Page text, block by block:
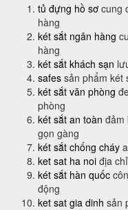
tủ đựng hồ sơ cung
hàng
két sắt ngân hàng
hàng
két sắt khách sạn
safes sản phẩm két
két sắt văn phòng
phòng
két sắt an toàn đảm
gọn gàng
két sắt chống cháy
ket sat ha noi địa
két sắt hàn quốc
động
ket sat gia dinh sản